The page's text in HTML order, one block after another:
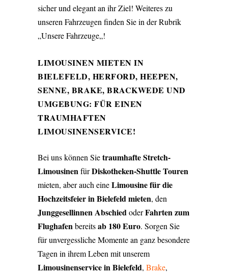
sicher und elegant an ihr Ziel! Weiteres zu
unseren Fahrzeugen finden Sie in der Rubrik
„Unsere Fahrzeuge„!
LIMOUSINEN MIETEN IN
BIELEFELD, HERFORD, HEEPEN,
SENNE, BRAKE, BRACKWEDE UND
UMGEBUNG: FÜR EINEN
TRAUMHAFTEN
LIMOUSINENSERVICE!
Bei uns können Sietraumhafte Stretch-
LimousinenfürDiskotheken-Shuttle Touren
mieten, aber auch eineLimousine für die
Hochzeitsfeier in Bielefeld mieten, den
Junggesellinnen AbschiedoderFahrten zum
Flughafenbereitsab 180 Euro. Sorgen Sie
für unvergessliche Momente an ganz besondere
Tagen in ihrem Leben mit unserem
Limousinenservicein Bielefeld, Brake,